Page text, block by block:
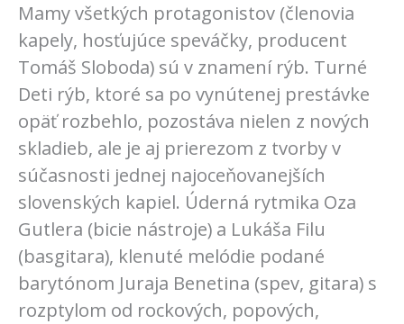
Mamy všetkých protagonistov (členovia
kapely, hosťujúce speváčky, producent
Tomáš Sloboda) sú v znamení rýb. Turné
Deti rýb, ktoré sa po vynútenej prestávke
opäť rozbehlo, pozostáva nielen z nových
skladieb, ale je aj prierezom z tvorby v
súčasnosti jednej najoceňovanejších
slovenských kapiel. Úderná rytmika Oza
Gutlera (bicie nástroje) a Lukáša Filu
(basgitara), klenuté melódie podané
barytónom Juraja Benetina (spev, gitara) s
rozptylom od rockových, popových,